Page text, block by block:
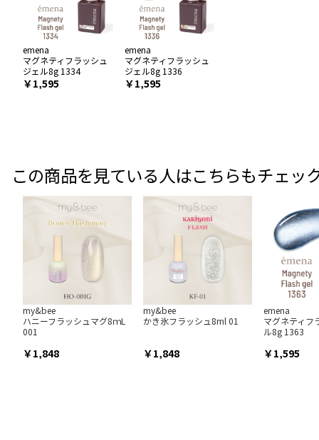
emena
マグネティフラッシュ
ジェル8g 1334
￥1,595
emena
マグネティフラッシュ
ジェル8g 1336
￥1,595
この商品を見ている人はこちらもチェッ
my&bee
ハニーフラッシュマグ8ｍL
001
1,848
my&bee
かき氷フラッシュ8ml 01
1,848
emena
マグネティフ
ル8g 1363
1,595